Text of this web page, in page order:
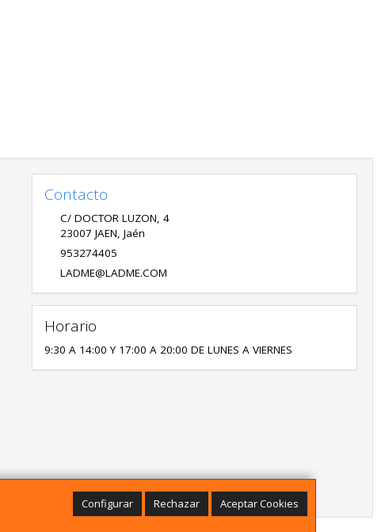
Configurar Rechazar Aceptar Cookies
Contacto
C/ DOCTOR LUZON, 4
23007 JAEN Jaén
953274405
LADME@LADME.COM
Horario
9:30 A 14:00 Y 17:00 A 20:00 DE LUNES A VIERNES